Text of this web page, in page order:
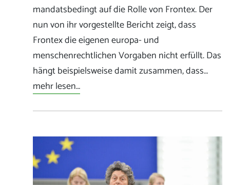
mandatsbedingt auf die Rolle von Frontex. Der
nun von ihr vorgestellte Bericht zeigt, dass
Frontex die eigenen europa- und
menschenrechtlichen Vorgaben nicht erfüllt. Das
hängt beispielsweise damit zusammen, dass…
mehr lesen…